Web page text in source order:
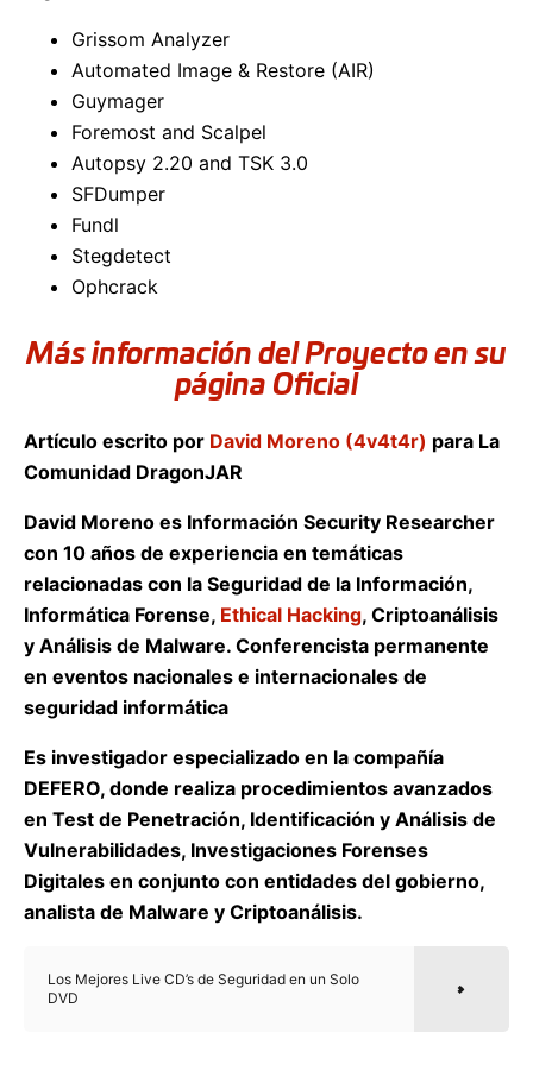
Grissom Analyzer
Automated Image & Restore (AIR)
Guymager
Foremost and Scalpel
Autopsy 2.20 and TSK 3.0
SFDumper
Fundl
Stegdetect
Ophcrack
Más información del Proyecto en su
página Oficial
Artículo escrito por David Moreno (4v4t4r) para La
Comunidad DragonJAR
David Moreno es Información Security Researcher
con 10 años de experiencia en temáticas
relacionadas con la Seguridad de la Información,
Informática Forense, Ethical Hacking, Criptoanálisis
y Análisis de Malware. Conferencista permanente
en eventos nacionales e internacionales de
seguridad informática
Es investigador especializado en la compañía
DEFERO, donde realiza procedimientos avanzados
en Test de Penetración, Identificación y Análisis de
Vulnerabilidades, Investigaciones Forenses
Digitales en conjunto con entidades del gobierno,
analista de Malware y Criptoanálisis.
Los Mejores Live CD’s de Seguridad en un Solo
DVD